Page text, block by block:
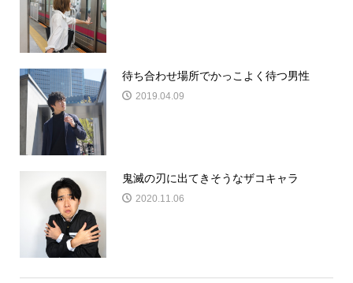
待ち合わせ場所でかっこよく待つ男性
2019.04.09
鬼滅の刃に出てきそうなザコキャラ
2020.11.06